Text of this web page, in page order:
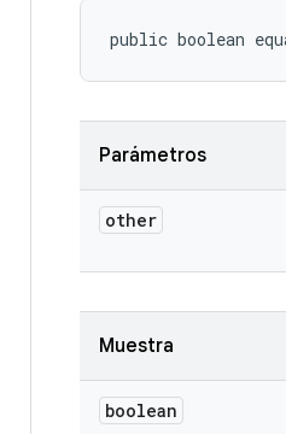
public boolean
Parámetros
other
Muestra
boolean